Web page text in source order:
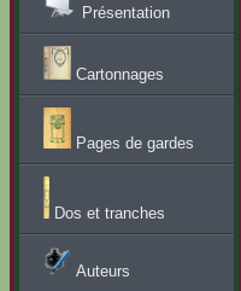
Présentation
Cartonnages
Pages de gardes
Dos et tranches
Auteurs